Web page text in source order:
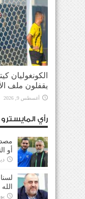
الكونغوليان
يقفلون ملف
أغسطس 9, 2026
رأي المايسترو
أو
الله